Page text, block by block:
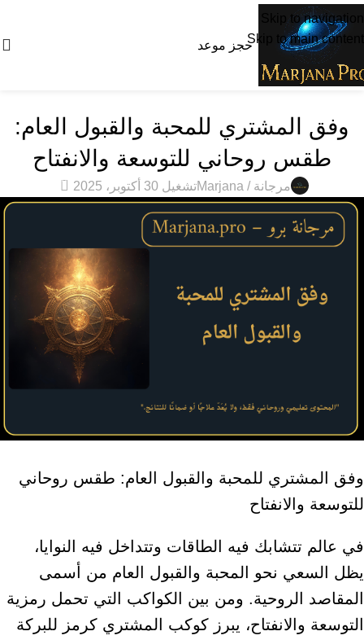
Skip to navigation
Skip to main contentحجز موعد
وفق المشتري للمحبة والقبول العام:
طقس روحاني للتوسعة والانفتاح
مرجانة / Marjana تشغيل 30 أكتوبر، 2025 0
وفق المشتري للمحبة والقبول العام: طقس روحاني
للتوسعة والانفتاح
في عالم تتشابك فيه الطاقات وتتداخل فيه النوايا،
يظل السعي نحو المحبة والقبول العام من أسمى
المقاصد الروحية. ومن بين الكواكب التي تحمل رمزية
التوسعة والانفتاح، يبرز كوكب المشتري كرمز للبركة